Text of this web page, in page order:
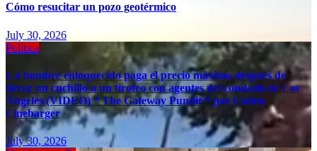
Cómo resucitar un pozo geotérmico
July 30, 2026
Política
Un hombre enloquecido paga el precio máximo después de
llevar un cuchillo a un tiroteo con agentes del condado de Los
Ángeles (VIDEO) * The Gateway Pundit * por Cullen
Linebarger
July 30, 2026